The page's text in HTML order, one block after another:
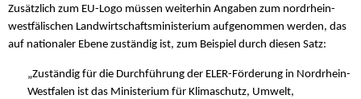
Zusätzlich zum EU-Logo müssen weiterhin Angaben zum nordrhein-
westfälischen Landwirtschaftsministerium aufgenommen werden, das
auf nationaler Ebene zuständig ist, zum Beispiel durch diesen Satz:
„Zuständig für die Durchführung der ELER-Förderung in Nordrhein-
Westfalen ist das Ministerium für Klimaschutz, Umwelt,